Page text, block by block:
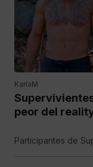
KarlaM
peor del
Participantes de